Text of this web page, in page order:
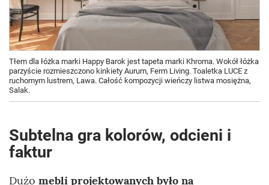
Tłem dla łóżka marki Happy Barok jest tapeta marki Khroma. Wokół łóżka
parzyście rozmieszczono kinkiety Aurum, Ferm Living. Toaletka LUCE z
ruchomym lustrem, Lawa. Całość kompozycji wieńczy listwa mosiężna,
Salak.
Subtelna gra kolorów, odcieni i
faktur
Dużo mebli projektowanych było na